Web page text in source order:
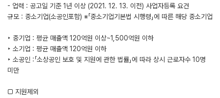
- 업력 : 공고일 기준 1년 이상 (2021. 12. 13. 이전) 사업자등록 요건
규모 : 중소기업(소공인포함) ※「중소기업기본법 시행령」에 따른 해당 중소기업
‣ 중기업 : 평균 매출액 120억원 이상~1,500억원 이하
‣ 소기업 : 평균 매출액 120억원 이하
‣ 소공인 :「소상공인 보호 및 지원에 관한 법률」에 따라 상시 근로자수 10명
미만
□ 지원제외